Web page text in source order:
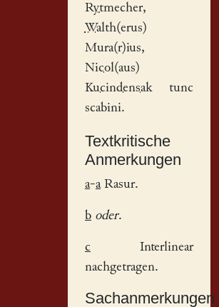
Rytmecher,
Walth(erus)
Mura(r)ius,
Nicol(aus)
Kucindensaktunc
scabini.
Textkritische
Anmerkungen
a-aRasur.
b oder.
c Interlinear
nachgetragen.
Sachanmerkungen